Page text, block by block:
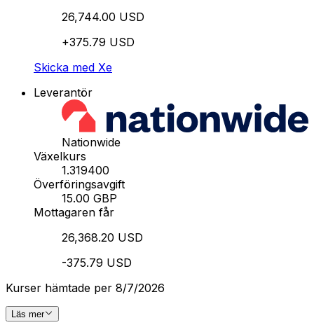
26,744.00 USD
+375.79 USD
Skicka med Xe
Leverantör
Nationwide
Växelkurs
1.319400
Överföringsavgift
15.00 GBP
Mottagaren får
26,368.20 USD
-375.79 USD
Kurser hämtade per 8/7/2026
Läs mer